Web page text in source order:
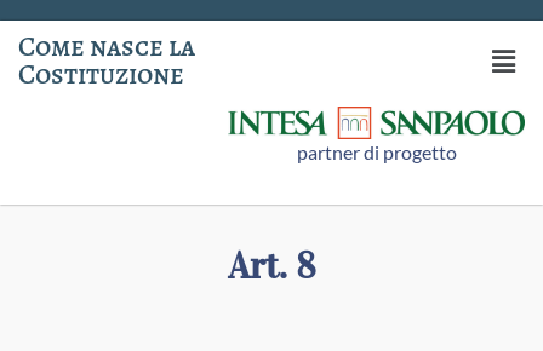
Come nasce la
Costituzione
partner di progetto
Art. 8